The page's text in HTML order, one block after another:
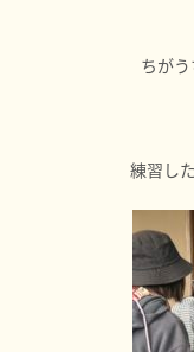
ちが
練習し